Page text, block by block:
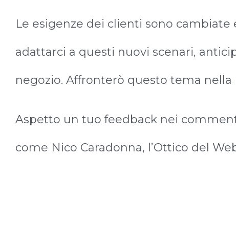
Le esigenze dei clienti sono
adattarci a questi nuovi scenari,
negozio. Affronterò questo tema
Aspetto un tuo feedback nei
come Nico Caradonna, l’Ottico del